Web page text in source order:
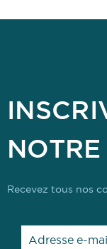
Recevez tous nos